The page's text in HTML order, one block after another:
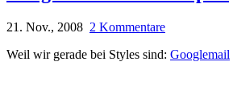
21. Nov., 2008 2 Kommentare
Weil wir gerade bei Styles sind: Googlemail